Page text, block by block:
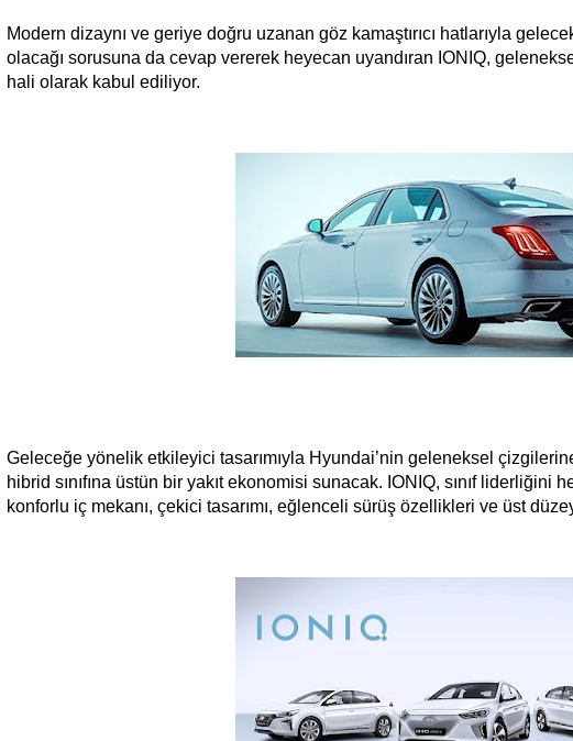
Modern dizaynı ve geriye doğru uzanan göz kamaştırıcı hatlarıyla
olacağı sorusuna da cevap vererek heyecan uyandıran IONIQ,
hali olarak kabul ediliyor.
Geleceğe yönelik etkileyici tasarımıyla Hyundai’nin geleneksel
hibrid sınıfına üstün bir yakıt ekonomisi sunacak. IONIQ, sınıf
konforlu iç mekanı, çekici tasarımı, eğlenceli sürüş özellikleri ve üst